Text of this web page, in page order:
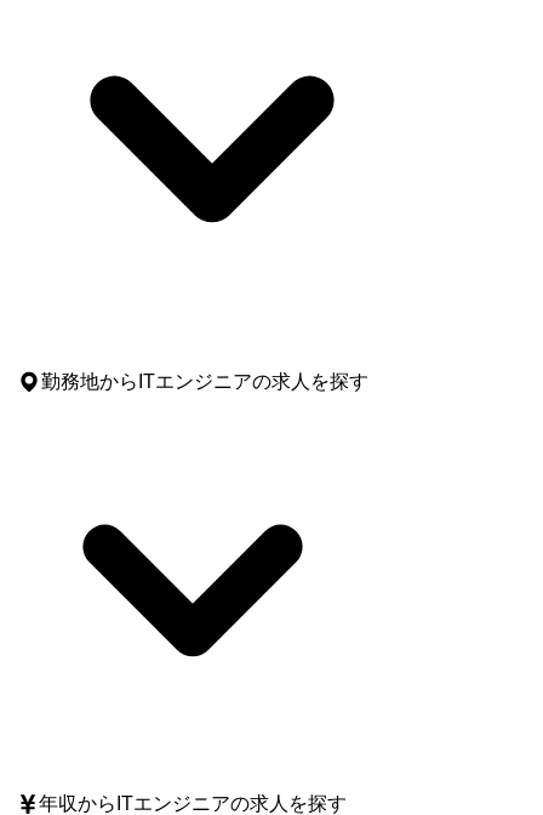
勤務地からITエンジニアの求人を探す
年収からITエンジニアの求人を探す